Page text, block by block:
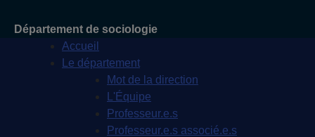
Département de sociologie
Accueil
Le département
Mot de la direction
L'Équipe
Professeur.e.s
Professeur.e.s associé.e.s